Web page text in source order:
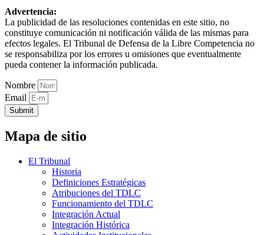
Advertencia:
La publicidad de las resoluciones contenidas en este sitio, no
constituye comunicación ni notificación válida de las mismas para
efectos legales. El Tribunal de Defensa de la Libre Competencia no
se responsabiliza por los errores u omisiones que eventualmente
pueda contener la información publicada.
Nombre
Email
Submit
Mapa de sitio
El Tribunal
Historia
Definiciones Estratégicas
Atribuciones del TDLC
Funcionamiento del TDLC
Integración Actual
Integración Histórica